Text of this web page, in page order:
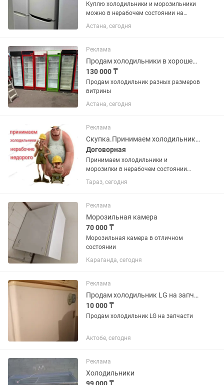
Куплю холодильники и морозильники
можно в нерабочем состоянии на
запчасти
Астана, сегодня
Реклама
Продам холодильники в хорошем состоянии
130 000 ₸
Продам холодильник разных размеров
витрины
Астана, сегодня
Реклама
Скупка.Принимаем холодильники и морозилки в нерабочем состоянии недорого
Договорная
Принимаем холодильники и
морозилки в нерабочем состоянии
недорого. Фотки для оценки можно
присылать . Поможем вынести старую
Тараз, сегодня
Реклама
Морозильная камера
70 000 ₸
Морозильная камера в отличном
состоянии
Караганда, сегодня
Реклама
Продам холодильник LG на запчасти
10 000 ₸
Продам холодильник LG на запчасти
Актобе, сегодня
Реклама
Холодильники